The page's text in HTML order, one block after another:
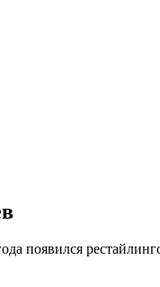
появился